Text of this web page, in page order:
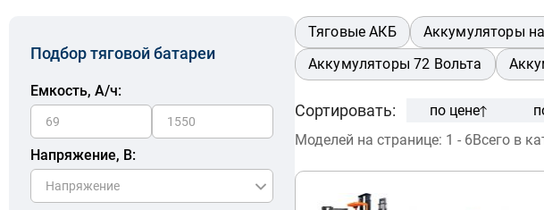
Подбор тяговой батареи
Емкость, A/ч:
Напряжение, В:
Тяговые АКБ Аккумуляторы
Аккумуляторы 72 Вольта
Сортировать: по цене
Моделей на странице: 1 - 6Всего в